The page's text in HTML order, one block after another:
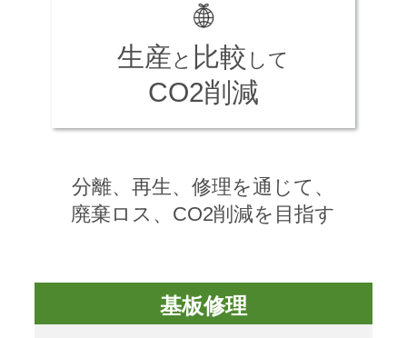
生産と 比較 して
CO2削減
分離、再生、修理を通じて、
廃棄ロス、CO2削減を目指す
基板修理